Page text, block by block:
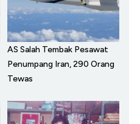
AS Salah Tembak Pesawat
Penumpang Iran, 290 Orang
Tewas